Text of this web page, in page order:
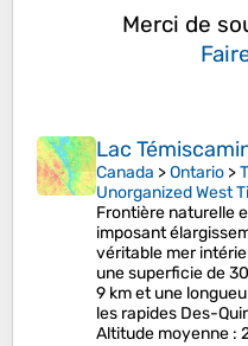
Merci de
Lac
Canada >Ontario >
Unorganized West
Frontière naturelle
imposant
véritable mer
une superficie de
9 km et une
les rapides Des-
Altitude moyenne :